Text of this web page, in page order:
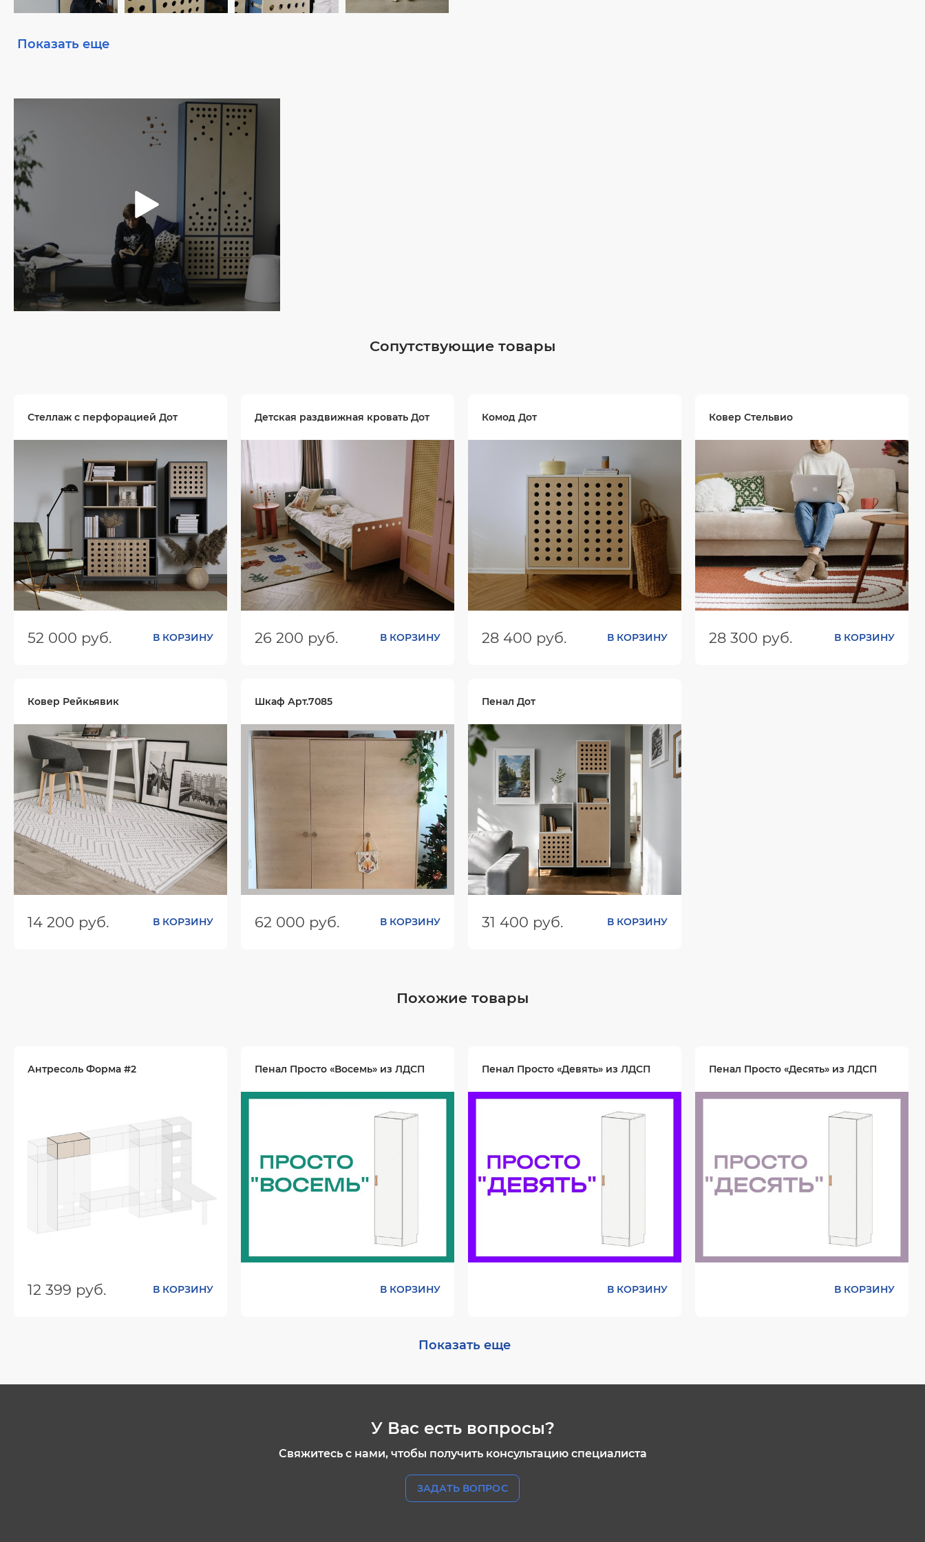
Показать еще
Сопутствующие товары
Стеллаж с перфорацией Дот
52 000 руб.
В КОРЗИНУ
Детская раздвижная кровать Дот
26 200 руб.
В КОРЗИНУ
Комод Дот
28 400 руб.
В КОРЗИНУ
Ковер Стельвио
28 300 руб.
В КОРЗИНУ
Ковер Рейкьявик
14 200 руб.
В КОРЗИНУ
Шкаф Арт.7085
62 000 руб.
В КОРЗИНУ
Пенал Дот
31 400 руб.
В КОРЗИНУ
Похожие товары
Антресоль Форма #2
12 399 руб.
В КОРЗИНУ
Пенал Просто «Восемь» из ЛДСП
В КОРЗИНУ
Пенал Просто «Девять» из ЛДСП
В КОРЗИНУ
Пенал Просто «Десять» из ЛДСП
В КОРЗИНУ
Показать еще
У Вас есть вопросы?
Свяжитесь с нами, чтобы получить консультацию специалиста
ЗАДАТЬ ВОПРОС